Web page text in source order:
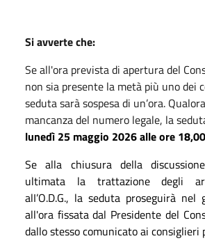
Si avverte che:
Se all'ora prevista di apertura del
non sia presente la metà più uno dei
seduta sarà sospesa di un’ora.
mancanza del numero legale, la
lunedì 25 maggio 2026alle ore 18,00
Se alla chiusura della
ultimata la trattazione degli
alI’O.D.G., la seduta proseguirà nel
all'ora fissata dal Presidente del
dallo stesso comunicato ai consiglieri